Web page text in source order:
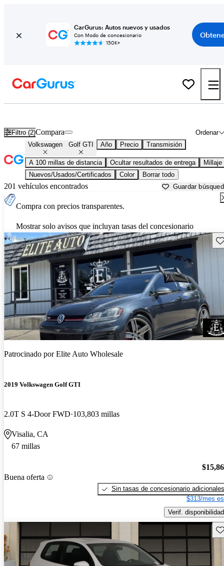
CarGurus: Autos nuevos y usados
Con Modo de concesionario
150K+
Filtro (2) Ordenar
Compara
Volkswagen Golf GTI Año Precio Transmisión
A 100 millas de distancia Ocultar resultados de entrega
Millaje
Nuevos/Usados/Certificados
Color Borrar todo
201 vehículos encontrados Guardar
Compra con precios transparentes.
Mostrar solo avisos que incluyan tasas del concesionario
Patrocinado porElite Auto Wholesale
2019 Volkswagen Golf GTI
2.0T S 4-Door FWD 103,803 millas
Visalia, CA
67 millas
Buena oferta
Sin tasas de concesionario adicionales
$313/mes
Verif. disponibilidad